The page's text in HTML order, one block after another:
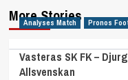
More Stories
Analyses Match Pronos
Vasteras SK FK –
Allsvenskan